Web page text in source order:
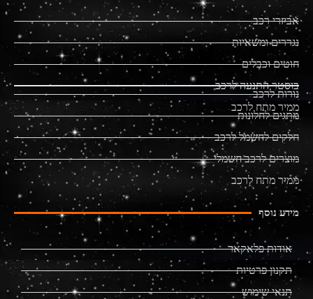
אביזרי רכב
נגררים ומשאיות
חוטים וכבלים
בוסטר התנעה לרכב
ממיר מתח לרכב
נורות לרכב
מתגים לחלונות
חלקים לחשמל לרכב
מוצרים לרכב חשמלי
ממיר מתח לרכב
מידע נוסף
אודות פלאקאר
תקנון פרטיות
תנאי שימוש